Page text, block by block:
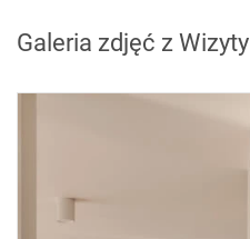
Galeria zdjęć z Wizyty